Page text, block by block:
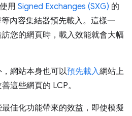
用 Signed Exchanges (SXG) 的
內容集結器預先載入。這樣一
您的網頁時，載入效能就會大幅
網站本身也可以預先載入網站上
這些網頁的 LCP。
佳化功能帶來的效益，即使模擬